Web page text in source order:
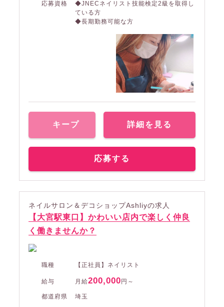
応募資格
◆JNECネイリスト技能検定2級を取得し
ている方
◆長期勤務可能な方
キープ 詳細を見る
応募する
ネイルサロン＆デコショップAshliyの求人
【大宮駅東口】かわいい店内で楽しく仲良
く働きませんか？
職種 【正社員】ネイリスト
給与 月給200,000円～
都道府県
埼玉